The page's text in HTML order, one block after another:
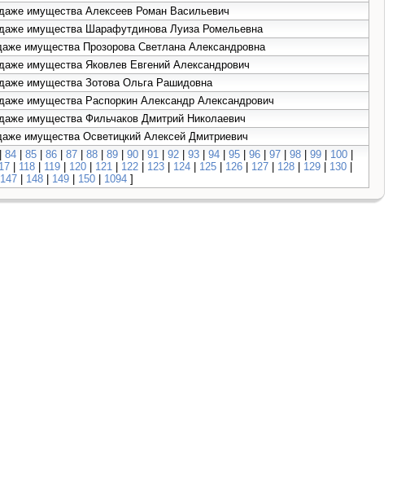
имущества Алексеев Роман Васильевич
имущества Шарафутдинова Луиза Ромельевна
имущества Прозорова Светлана Александровна
имущества Яковлев Евгений Александрович
имущества Зотова Ольга Рашидовна
имущества Распоркин Александр Александрович
имущества Фильчаков Дмитрий Николаевич
имущества Осветицкий Алексей Дмитриевич
| 84 | 85 | 86 | 87 | 88 | 89 | 90 | 91 | 92 | 93 | 94 | 95 | 96 | 97 | 98 | 99 | 100 |
| 118 | 119 | 120 | 121 | 122 | 123 | 124 | 125 | 126 | 127 | 128 | 129 | 130 |
147 | 148 | 149 | 150 | 1094 ]